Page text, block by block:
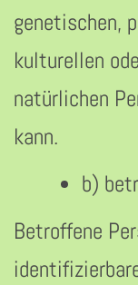
genetischen,
kulturellen
natürlichen
kann.
b)
Betroffene